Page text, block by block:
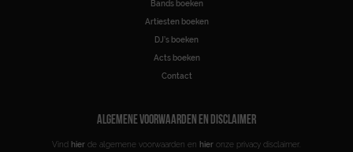
Bands boeken
Artiesten boeken
DJ’s boeken
Acts boeken
Contact
ALGEMENE VOORWAARDEN EN DISCLAIMER
Vind hier de algemene voorwaarden en hier onze privacy disclaimer.